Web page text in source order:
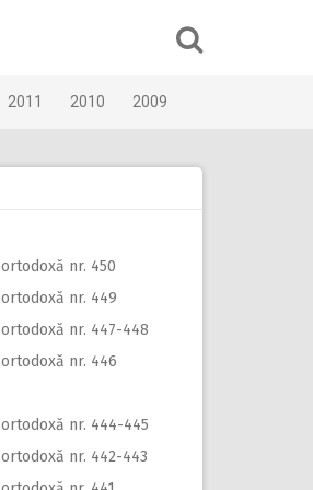
2011 2010 2009
nr. 450
nr. 449
nr. 447-448
nr. 446
nr. 444-445
nr. 442-443